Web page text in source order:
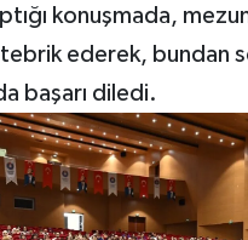
konuşmada,
ederek, bundan
başarı diledi.